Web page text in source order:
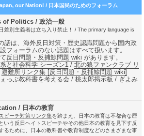
our Nation! / 日本国民のためのフォーラム
of Politics / 政治一般
差別主義者は立ち入り禁止！ / The primary language is
話は、海外反日対策・歴史認識問題から国内政
フォーラムのない話題はすべて扱います。
反日問題・反捕鯨問題 wiki があります。
と社会科学 シーズン1 / 北の狼ファンクラブ リ
避難所リンク集 [反日問題・反捕鯨問題 wiki]
っぶ教科書を考える会 / 桃太郎掲示板 / ぎよみ
/ 日本の教育
ピーチ対策リンク集を踏まえ、日本の教育は不都合な歴
いう反日ヘイトスピーチやその他日本の教育を見下す反
るために、日本の教科書や教育制度などのさまざまな事